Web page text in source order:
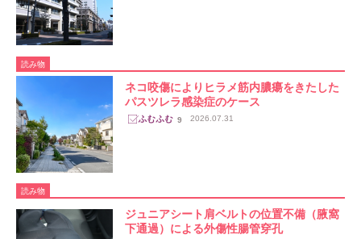
読み物
ネコ咬傷によりヒラメ筋内膿瘍をきたした
パスツレラ感染症のケース
9 2026.07.31
読み物
ジュニアシート肩ベルトの位置不備（腋窩
下通過）による外傷性腸管穿孔